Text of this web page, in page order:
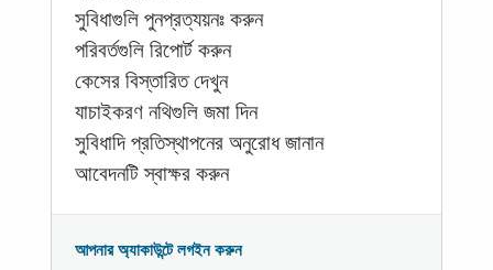
সুবিধাগুলি পুনপ্রত্যয়নঃ করুন
পরিবর্তগুলি রিপোর্ট করুন
কেসের বিস্তারিত দেখুন
যাচাইকরণ নথিগুলি জমা দিন
সুবিধাদি প্রতিস্থাপনের অনুরোধ জানান
আবেদনটি স্বাক্ষর করুন
আপনার অ্যাকাউন্টে লগইন করুন